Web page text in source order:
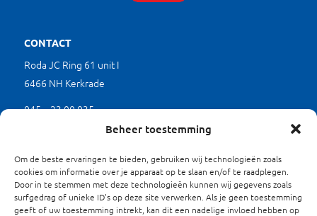
Beheer toestemming
Om de beste ervaringen te bieden, gebruiken wij technologieën zoals
cookies om informatie over je apparaat op te slaan en/of te raadplegen.
Door in te stemmen met deze technologieën kunnen wij gegevens zoals
surfgedrag of unieke ID's op deze site verwerken. Als je geen toestemming
geeft of uw toestemming intrekt, kan dit een nadelige invloed hebben op
CONTACT
Roda JC Ring 61 unit I
6466 NH Kerkrade
045 – 23 00 035
(werkdagen tussen 9.00 en 17.00 uur)
mkb@limburgverduurzaamt.nl
SITEMAP